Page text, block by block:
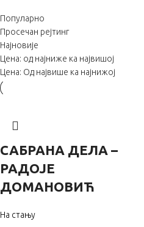
Популарно
Просечан рејтинг
Најновије
Цена: од најниже ка највишој
Цена: Од највише ка најнижој
САБРАНА ДЕЛА –
РАДОЈЕ
ДОМАНОВИЋ
На стању